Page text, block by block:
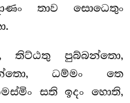
තාව සොධෙතුං
තිට්ඨතු පුබ්බන්තො,
ධම්මං තෙ
සති ඉදං හොති,